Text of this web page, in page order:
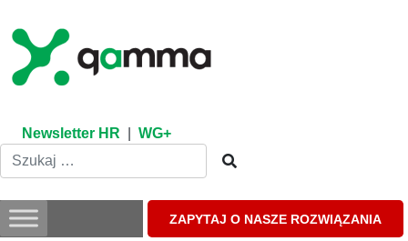
content
Newsletter HR WG+
ZAPYTAJ O NASZE ROZWIĄZANIA